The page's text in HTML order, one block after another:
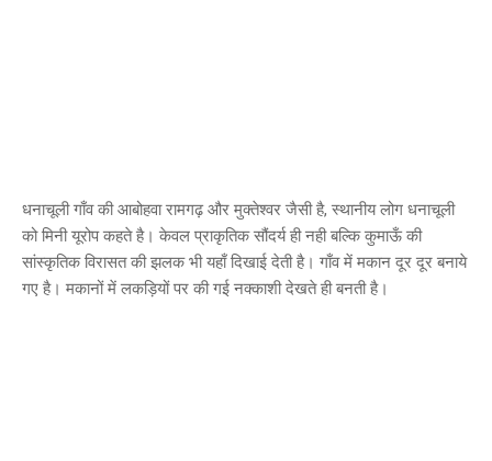
धनाचूली गाँव की आबोहवा रामगढ़ और मुक्तेश्वर जैसी है, स्थानीय लोग धनाचूली
को मिनी यूरोप कहते है। केवल प्राकृतिक सौंदर्य ही नही बल्कि कुमाऊँ की
सांस्कृतिक विरासत की झलक भी यहाँ दिखाई देती है। गाँव में मकान दूर दूर बनाये
गए है। मकानों में लकड़ियों पर की गई नक्काशी देखते ही बनती है।